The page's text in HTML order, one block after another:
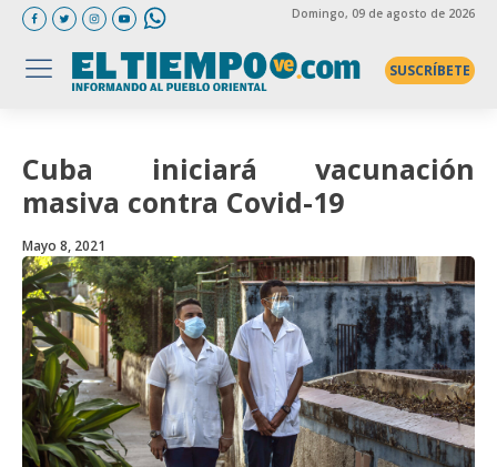
Domingo, 09 de agosto de 2026
SUSCRÍBETE
Cuba iniciará vacunación
masiva contra Covid-19
Mayo 8, 2021